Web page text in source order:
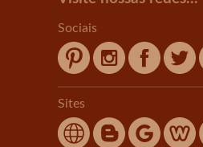
Sociais
Sites